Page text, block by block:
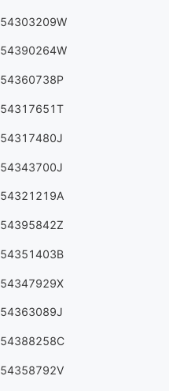
54303209W
54390264W
54360738P
54317651T
54317480J
54343700J
54321219A
54395842Z
54351403B
54347929X
54363089J
54388258C
54358792V